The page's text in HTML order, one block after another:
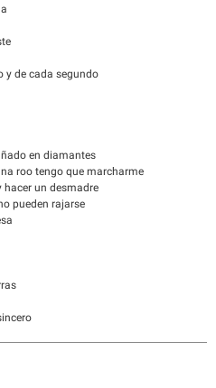
y de cada segundo
en diamantes
roo tengo que marcharme
un desmadre
pueden rajarse